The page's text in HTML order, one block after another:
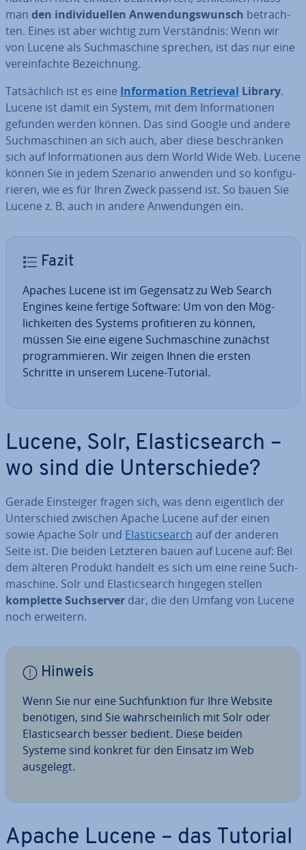
man den in­di­vi­du­el­len An­wen­dungs­wunsch be­trach­
ten. Eines ist aber wichtig zum Ver­ständ­nis: Wenn wir
von Lucene als Such­ma­schi­ne sprechen, ist das nur eine
ver­ein­fach­te Be­zeich­nung.
Tat­säch­lich ist es eine In­for­ma­ti­on Retrieval Library.
Lucene ist damit ein System, mit dem In­for­ma­tio­nen
gefunden werden können. Das sind Google und andere
Such­ma­schi­nen an sich auch, aber diese be­schrän­ken
sich auf In­for­ma­tio­nen aus dem World Wide Web. Lucene
können Sie in jedem Szenario anwenden und so kon­fi­gu­
rie­ren, wie es für Ihren Zweck passend ist. So bauen Sie
Lucene z. B. auch in andere An­wen­dun­gen ein.
Fazit
Apaches Lucene ist im Gegensatz zu Web Search
Engines keine fertige Software: Um von den Mög­
lich­kei­ten des Systems pro­fi­tie­ren zu können,
müssen Sie eine eigene Such­ma­schi­ne zunächst
pro­gram­mie­ren. Wir zeigen Ihnen die ersten
Schritte in unserem Lucene-Tutorial.
Lucene, Solr, Ela­s­tic­se­arch –
wo sind die Un­ter­schie­de?
Gerade Ein­stei­ger fragen sich, was denn ei­gent­lich der
Un­ter­schied zwischen Apache Lucene auf der einen
sowie Apache Solr und Ela­s­tic­se­arch auf der anderen
Seite ist. Die beiden Letzteren bauen auf Lucene auf: Bei
dem älteren Produkt handelt es sich um eine reine Such­
ma­schi­ne. Solr und Ela­s­tic­se­arch hingegen stellen
komplette Such­ser­ver dar, die den Umfang von Lucene
noch erweitern.
Hinweis
Wenn Sie nur eine Such­funk­ti­on für Ihre Website
benötigen, sind Sie wahr­schein­lich mit Solr oder
Ela­s­tic­se­arch besser bedient. Diese beiden
Systeme sind konkret für den Einsatz im Web
ausgelegt.
Apache Lucene – das Tutorial